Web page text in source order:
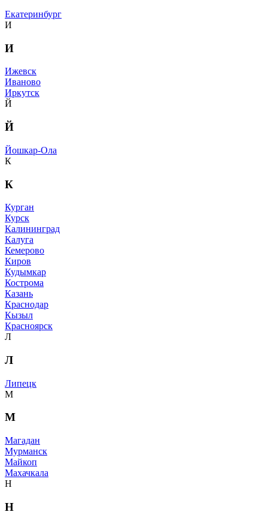
Екатеринбург
И
И
Ижевск
Иваново
Иркутск
Й
Й
Йошкар-Ола
К
К
Курган
Курск
Калининград
Калуга
Кемерово
Киров
Кудымкар
Кострома
Казань
Краснодар
Кызыл
Красноярск
Л
Л
Липецк
М
М
Магадан
Мурманск
Майкоп
Махачкала
Н
Н